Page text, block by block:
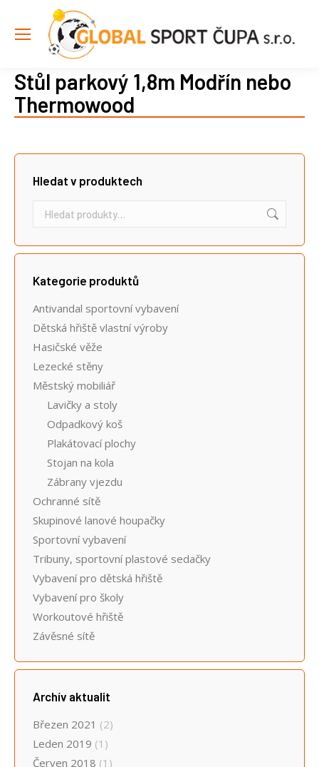
Stůl parkový 1,8m Modřín nebo
Thermowood
Hledat v produktech
Kategorie produktů
Antivandal sportovní vybavení
Dětská hřiště vlastní výroby
Hasičské věže
Lezecké stěny
Městský mobiliář
Lavičky a stoly
Odpadkový koš
Plakátovací plochy
Stojan na kola
Zábrany vjezdu
Ochranné sítě
Skupinové lanové houpačky
Sportovní vybavení
Tribuny, sportovní plastové sedačky
Vybavení pro dětská hřiště
Vybavení pro školy
Workoutové hřiště
Závěsné sítě
Archív aktualit
Březen 2021 (2)
Leden 2019 (1)
Červen 2018 (1)